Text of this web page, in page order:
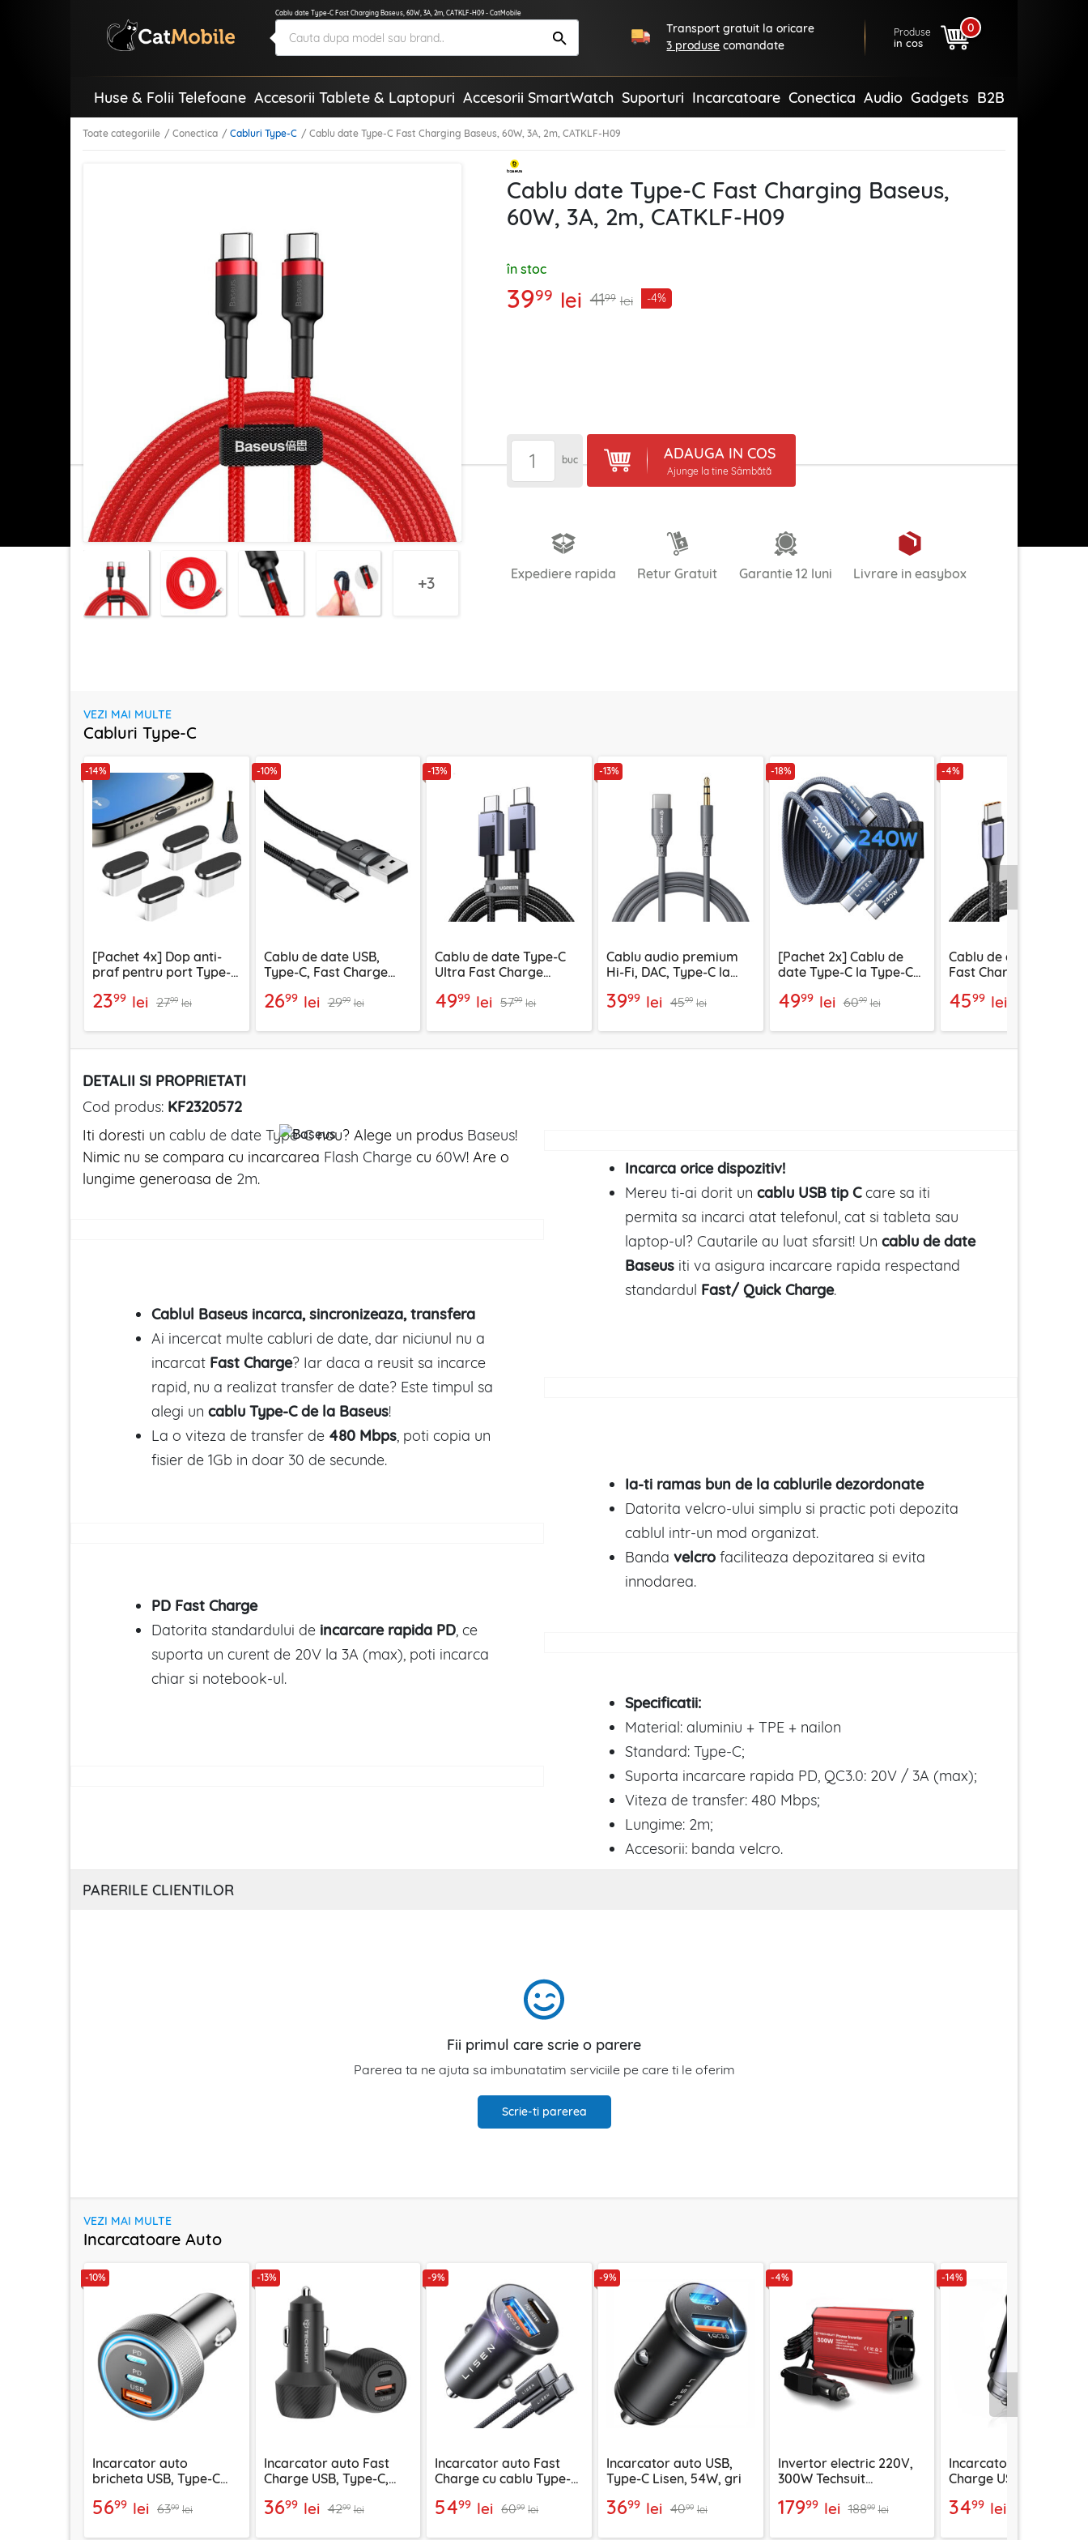
Cablu date Type-C Fast Charging Baseus, 60W, 3A, 2m, CATKLF-H09 - CatMobile
Transport gratuit la oricare
3 produse comandate
Produse
in cos
0
Huse & Folii Telefoane Accesorii Tablete & Laptopuri Accesorii SmartWatch Suporturi Incarcatoare Conectica Audio Gadgets B2B
Toate categoriile Conectica Cabluri Type-C Cablu date Type-C Fast Charging Baseus, 60W, 3A, 2m, CATKLF-H09
3
Cablu date Type-C Fast Charging Baseus,
60W, 3A, 2m, CATKLF-H09
în stoc
3999 lei 4199 lei -4%
buc ADAUGA IN COS
Ajunge la tine Sâmbătă
Expediere rapida Retur Gratuit Garantie 12 luni Livrare in easybox
VEZI MAI MULTE
Cabluri Type-C
-14%
[Pachet 4x] Dop anti-
praf pentru port Type-C
2399 lei 2799 lei
-10%
Cablu de date USB,
Type-C, Fast Charge
2699 lei 2999 lei
-13%
Cablu de date Type-C
Ultra Fast Charge
45068
4999 lei 5799 lei
-13%
Cablu audio premium
Hi-Fi, DAC, Type-C la
SoundFleX AC4, 1m
3999 lei 4599 lei
-18%
[Pachet 2x] Cablu de
date Type-C la Type-C
bleumarin
4999 lei 6099 lei
-4%
Cablu de date Super
Fast Charging 100W
1m
4599 lei
DETALII SI PROPRIETATI
Cod produs: KF2320572
Iti doresti un cablu de date Type-Cnou? Alege un produs Baseus!
Nimic nu se compara cu incarcarea Flash Charge cu 60W! Are o
lungime generoasa de 2m.
Incarca orice dispozitiv!
Mereu ti-ai dorit un cablu USB tip Ccare sa iti
permita sa incarci atat telefonul, cat si tableta sau
laptop-ul? Cautarile au luat sfarsit! Un cablu de date
Baseus iti va asigura incarcare rapida respectand
standardul Fast/ Quick Charge.
Cablul Baseus incarca, sincronizeaza, transfera
Ai incercat multe cabluri de date, dar niciunul nu a
incarcat Fast Charge? Iar daca a reusit sa incarce
rapid, nu a realizat transfer de date? Este timpul sa
alegi un cablu Type-C de la Baseus!
La o viteza de transfer de 480 Mbps, poti copia un
fisier de 1Gb in doar 30 de secunde.
Ia-ti ramas bun de la cablurile dezordonate
Datorita velcro-ului simplu si practic poti depozita
cablul intr-un mod organizat.
Banda velcro faciliteaza depozitarea si evita
innodarea.
PD Fast Charge
Datorita standardului de incarcare rapida PD, ce
suporta un curent de 20V la 3A (max), poti incarca
chiar si notebook-ul.
Specificatii:
Material: aluminiu + TPE + nailon
Standard: Type-C;
Suporta incarcare rapida PD, QC3.0: 20V / 3A (max);
Viteza de transfer: 480 Mbps;
Lungime: 2m;
Accesorii: banda velcro.
PARERILE CLIENTILOR
Fii primul care scrie o parere
Parerea ta ne ajuta sa imbunatatim serviciile pe care ti le oferim
Scrie-ti parerea
VEZI MAI MULTE
Incarcatoare Auto
-10%
Incarcator auto
bricheta USB, Type-C
arginsiu
5699 lei 6399 lei
-13%
Incarcator auto Fast
Charge USB, Type-C,
3699 lei 4299 lei
-9%
Incarcator auto Fast
Charge cu cablu Type-C
5499 lei 6099 lei
-9%
Incarcator auto USB,
Type-C Lisen, 54W, gri
3699 lei 4099 lei
-4%
Invertor electric 220V,
300W Techsuit
17999 lei 18899 lei
-14%
Incarcator auto Fast
Charge USB, Type-C
3499 lei